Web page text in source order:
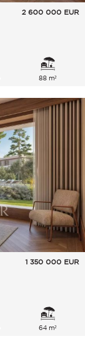
2 600 000 EUR
88 m²
1 350 000 EUR
64 m²